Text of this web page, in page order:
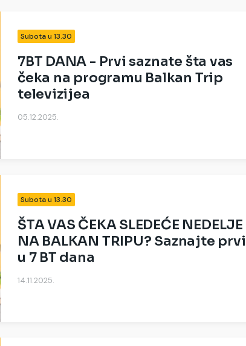
Subota u 13.30
7BT DANA - Prvi saznate šta vas
čeka na programu Balkan Trip
televizijea
05.12.2025.
Subota u 13.30
ŠTA VAS ČEKA SLEDEĆE NEDELJE
NA BALKAN TRIPU? Saznajte prvi
u 7 BT dana
14.11.2025.